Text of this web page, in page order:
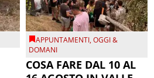
APPUNTAMENTI,OGGI &
DOMANI
COSA FARE DAL 10 AL